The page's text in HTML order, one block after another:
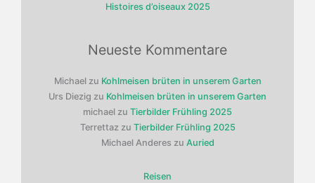
Histoires d’oiseaux 2025
Neueste Kommentare
Michael zu Kohlmeisen brüten in unserem Garten
Urs Diezig zu Kohlmeisen brüten in unserem Garten
michael zu Tierbilder Frühling 2025
Terrettazzu Tierbilder Frühling 2025
Michael Anderes zu Auried
Reisen